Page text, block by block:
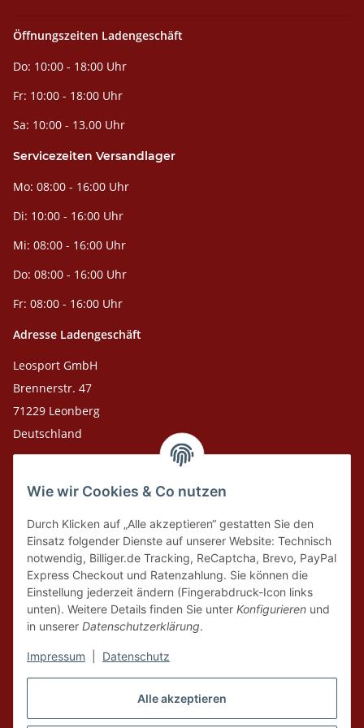
Alle akzeptieren
Wie wir Cookies & Co nutzen
Durch Klicken auf „Alle akzeptieren“ gestatten Sie den
Einsatz folgender Dienste auf unserer Website: Technisch
notwendig, Billiger.de Tracking, ReCaptcha, Brevo, PayPal
Express Checkout und Ratenzahlung. Sie können die
Einstellung jederzeit ändern (Fingerabdruck-Icon links
unten). Weitere Details finden Sie unter Konfigurieren und
in unserer Datenschutzerklärung.
Impressum Datenschutz
Öffnungszeiten Ladengeschäft
Do: 10:00 - 18:00 Uhr
Fr: 10:00 - 18:00 Uhr
Sa: 10:00 - 13.00 Uhr
Servicezeiten Versandlager
Mo: 08:00 - 16:00 Uhr
Di: 10:00 - 16:00 Uhr
Mi: 08:00 - 16:00 Uhr
Do: 08:00 - 16:00 Uhr
Fr: 08:00 - 16:00 Uhr
Adresse Ladengeschäft
Leosport GmbH
Brennerstr. 47
71229 Leonberg
Deutschland
Leosport GmbH
75378 Bad Liebenzell
Tel. Laden 07152-909493
Tel. Versandlager 07052-9344380
Vertrag widerrufen
* Alle Preise inkl. gesetzlicher USt., zzgl.Versandaus Lager Bad Liebenzell.